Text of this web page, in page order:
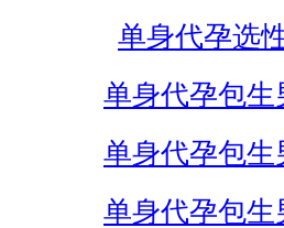
单身代孕选
单身代孕包生
单身代孕包生
单身代孕包生